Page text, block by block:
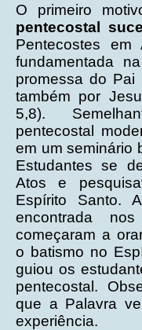
O primeiro
pentecostal
Pentecostes
fundamentada
promessa do Pai
também por
5,8).
pentecostal
em um seminário
Estudantes se
Atos e
Espírito Santo.
encontrada
começaram a
o batismo no
guiou os
pentecostal.
que a Palavra
experiência.